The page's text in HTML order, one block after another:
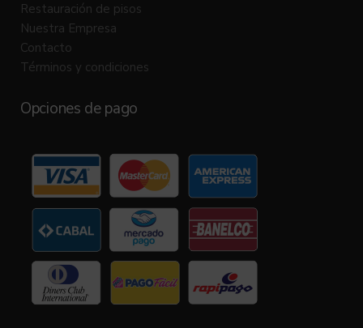
Restauración de pisos
Nuestra Empresa
Contacto
Términos y condiciones
Opciones de pago